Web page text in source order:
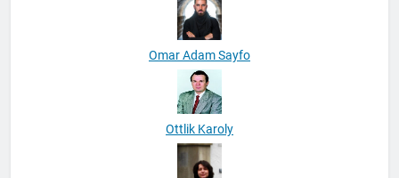
Omar Adam Sayfo
Ottlik Karoly